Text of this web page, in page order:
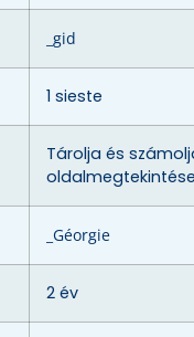
_gid
1 sieste
Tárolja és
_Géorgie
2 év